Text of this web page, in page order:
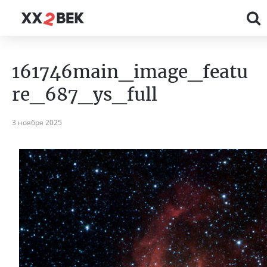
161746main_image_featu
re_687_ys_full
3 ноября 2025